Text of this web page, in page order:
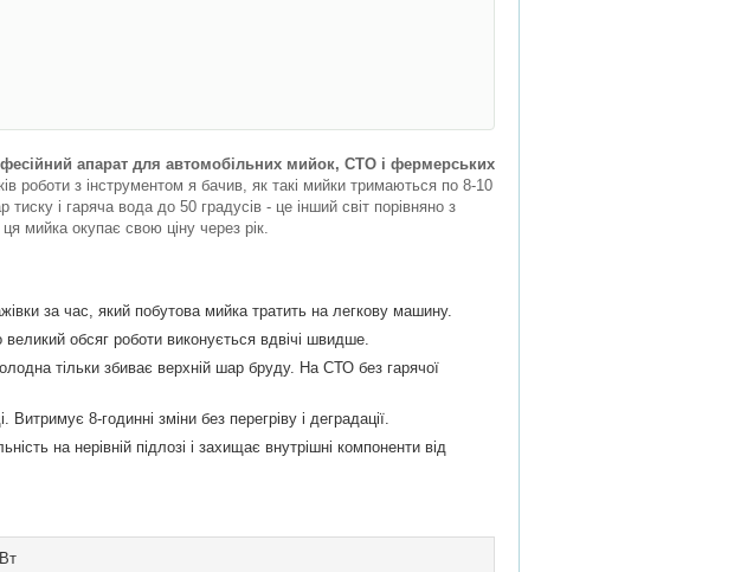
апарат для автомобільних мийок, СТО і фермерських
роботи з інструментом я бачив, як такі мийки тримаються по 8-10
і гаряча вода до 50 градусів - це інший світ порівняно з
мийка окупає свою ціну через рік.
за час, який побутова мийка тратить на легкову машину.
обсяг роботи виконується вдвічі швидше.
тільки збиває верхній шар бруду. На СТО без гарячої
8-годинні зміни без перегріву і деградації.
на нерівній підлозі і захищає внутрішні компоненти від